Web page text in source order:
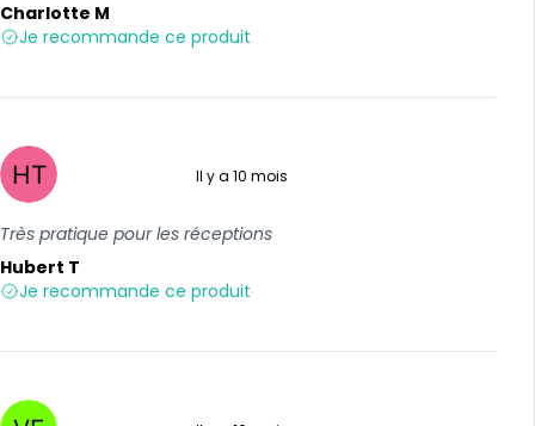
Charlotte M
Je recommande ce produit
Il y a 10 mois
Très pratique pour les réceptions
Hubert T
Je recommande ce produit